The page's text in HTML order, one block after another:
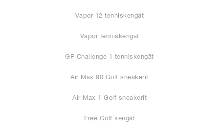
Vapor 12 tenniskengät
Vapor tenniskengät
GP Challenge 1 tenniskengät
Air Max 90 Golf sneakerit
Air Max 1 Golf sneakerit
Free Golf kengät